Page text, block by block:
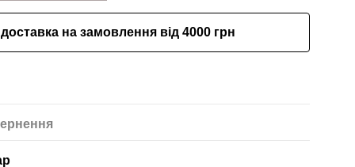
на замовлення від 4000 грн